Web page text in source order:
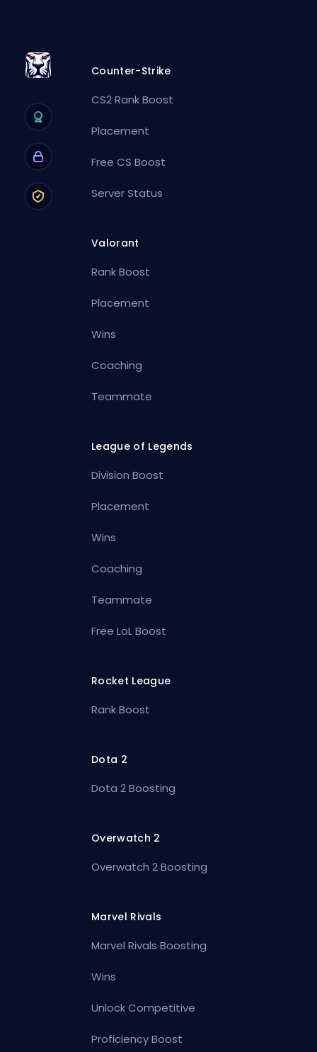
Counter-Strike
CS2 Rank Boost
Placement
Free CS Boost
Server Status
Valorant
Rank Boost
Placement
Wins
Coaching
Teammate
League of Legends
Division Boost
Placement
Wins
Coaching
Teammate
Free LoL Boost
Rocket League
Rank Boost
Dota 2
Dota 2 Boosting
Overwatch 2
Overwatch 2 Boosting
Marvel Rivals
Marvel Rivals Boosting
Wins
Unlock Competitive
Proficiency Boost